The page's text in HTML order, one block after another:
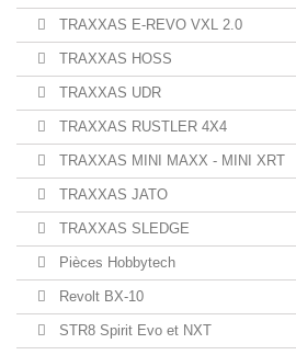
TRAXXAS E-REVO VXL 2.0
TRAXXAS HOSS
TRAXXAS UDR
TRAXXAS RUSTLER 4X4
TRAXXAS MINI MAXX - MINI XRT
TRAXXAS JATO
TRAXXAS SLEDGE
Pièces Hobbytech
Revolt BX-10
STR8 Spirit Evo et NXT